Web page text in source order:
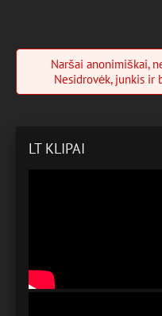
Naršai anonimiškai,
Nesidrovėk, junkis ir
LT KLIPAI